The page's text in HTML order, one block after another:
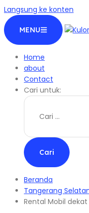
Langsung ke konten
MENU
Home
about
Contact
Cari untuk:
Beranda
Tangerang
Rental Mobil